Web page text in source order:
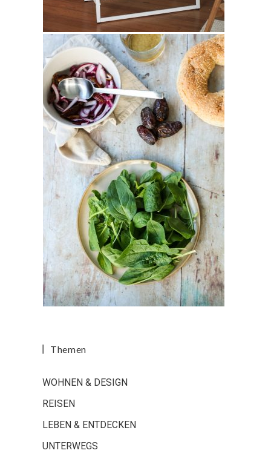
Themen
WOHNEN & DESIGN
REISEN
LEBEN & ENTDECKEN
UNTERWEGS